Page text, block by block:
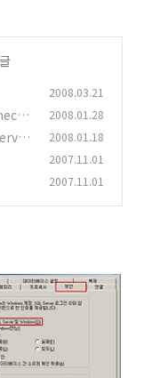
2008.03.21
니
2008.01.28
2008.01.18
2007.11.01
2007.11.01